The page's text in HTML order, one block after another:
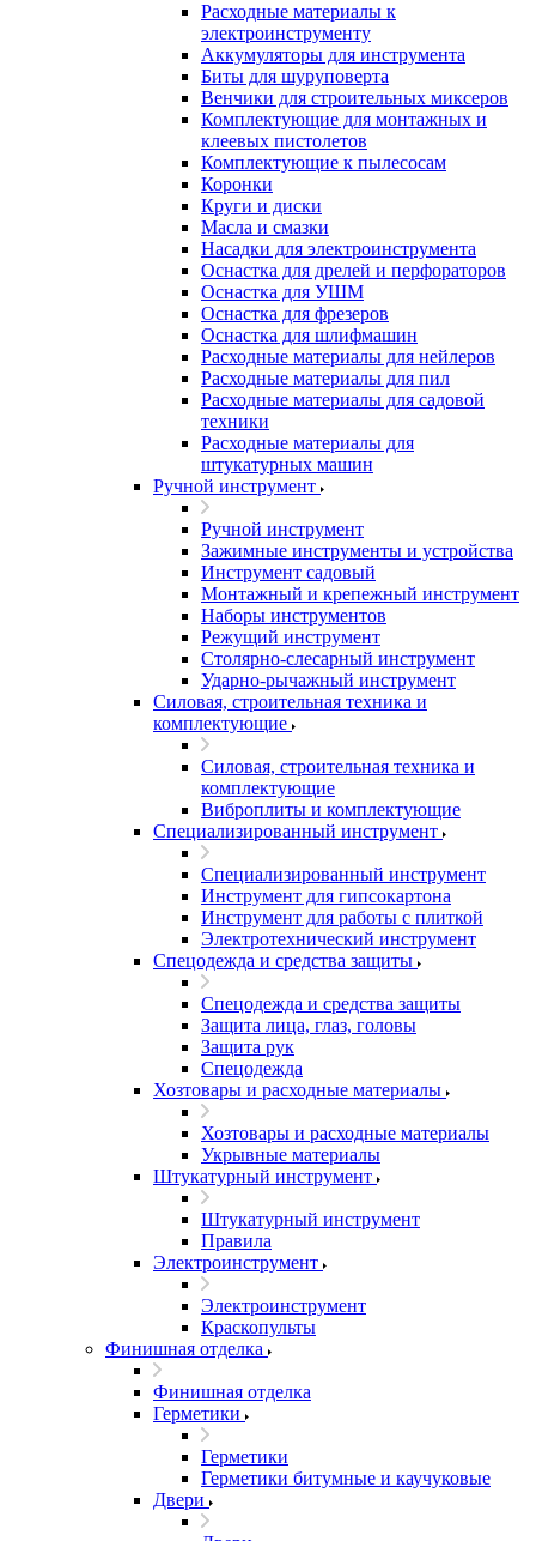
Расходные материалы к
электроинструменту
Аккумуляторы для инструмента
Биты для шуруповерта
Венчики для строительных миксеров
Комплектующие для монтажных и
клеевых пистолетов
Комплектующие к пылесосам
Коронки
Круги и диски
Масла и смазки
Насадки для электроинструмента
Оснастка для дрелей и перфораторов
Оснастка для УШМ
Оснастка для фрезеров
Оснастка для шлифмашин
Расходные материалы для нейлеров
Расходные материалы для пил
Расходные материалы для садовой
техники
Расходные материалы для
штукатурных машин
Ручной инструмент
Ручной инструмент
Зажимные инструменты и устройства
Инструмент садовый
Монтажный и крепежный инструмент
Наборы инструментов
Режущий инструмент
Столярно-слесарный инструмент
Ударно-рычажный инструмент
Силовая, строительная техника и
комплектующие
Силовая, строительная техника и
комплектующие
Виброплиты и комплектующие
Специализированный инструмент
Специализированный инструмент
Инструмент для гипсокартона
Инструмент для работы с плиткой
Электротехнический инструмент
Спецодежда и средства защиты
Спецодежда и средства защиты
Защита лица, глаз, головы
Защита рук
Спецодежда
Хозтовары и расходные материалы
Хозтовары и расходные материалы
Укрывные материалы
Штукатурный инструмент
Штукатурный инструмент
Правила
Электроинструмент
Электроинструмент
Краскопульты
Финишная отделка
Финишная отделка
Герметики
Герметики
Герметики битумные и каучуковые
Двери